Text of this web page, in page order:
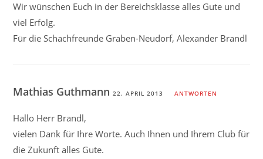
Wir wünschen Euch in der Bereichsklasse alles Gute und
viel Erfolg.
Für die Schachfreunde Graben-Neudorf, Alexander Brandl
Mathias Guthmann22. APRIL 2013 ANTWORTEN
Hallo Herr Brandl,
vielen Dank für Ihre Worte. Auch Ihnen und Ihrem Club für
die Zukunft alles Gute.